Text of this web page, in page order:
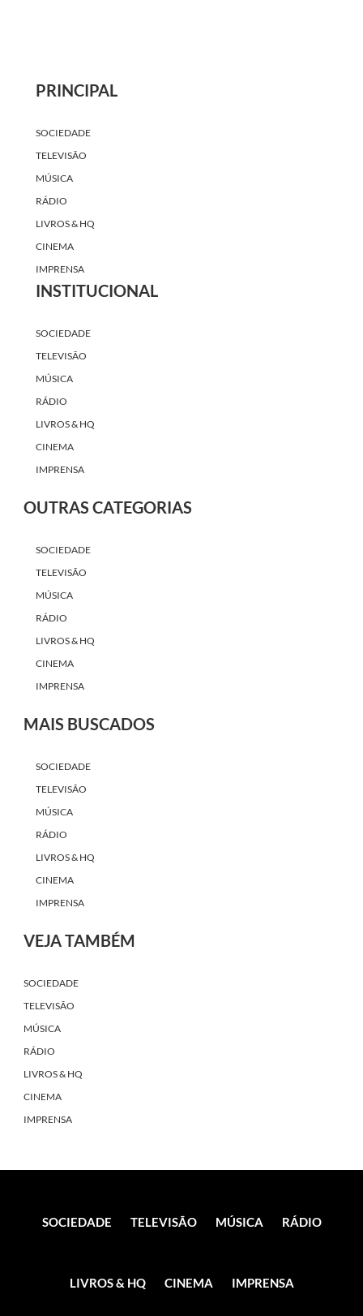
PRINCIPAL
SOCIEDADE
TELEVISÃO
MÚSICA
RÁDIO
LIVROS & HQ
CINEMA
IMPRENSA
INSTITUCIONAL
SOCIEDADE
TELEVISÃO
MÚSICA
RÁDIO
LIVROS & HQ
CINEMA
IMPRENSA
OUTRAS CATEGORIAS
SOCIEDADE
TELEVISÃO
MÚSICA
RÁDIO
LIVROS & HQ
CINEMA
IMPRENSA
MAIS BUSCADOS
SOCIEDADE
TELEVISÃO
MÚSICA
RÁDIO
LIVROS & HQ
CINEMA
IMPRENSA
VEJA TAMBÉM
SOCIEDADE
TELEVISÃO
MÚSICA
RÁDIO
LIVROS & HQ
CINEMA
IMPRENSA
SOCIEDADE TELEVISÃO MÚSICA RÁDIO
LIVROS & HQ CINEMA IMPRENSA